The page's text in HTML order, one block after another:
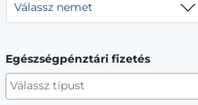
Válassz nemet
Egészségpénztári fizetés